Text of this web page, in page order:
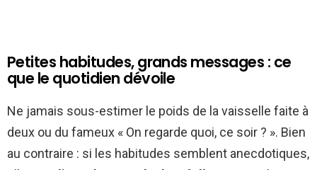
Petites habitudes, grands messages : ce
que le quotidien dévoile
Ne jamais sous-estimer le poids de la vaisselle faite à
deux ou du fameux « On regarde quoi, ce soir ? ». Bien
au contraire : si les habitudes semblent anecdotiques,